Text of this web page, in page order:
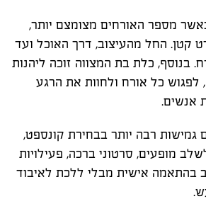
מספר האורחים מצומצם יותר,
קטן. החל מהעיצוב, דרך האוכל ועד
בנוסף, כלת בת המצווה זוכה ליהנות
כל אורח ולחוות את הרגע
אנשים.
גמישות רבה יותר בבחירת קונספט,
מופעים, סרטוני ברכה, פעילויות
בהתאמה אישית מבלי ללכת לאיבוד
.